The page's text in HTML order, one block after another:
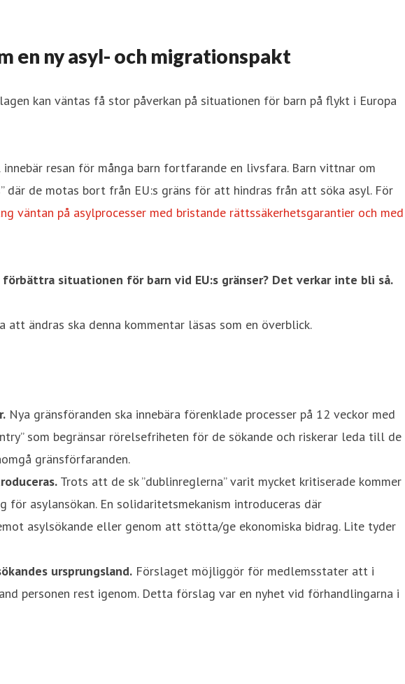
en ny asyl- och migrationspakt
kan väntas få stor påverkan på situationen för barn på flykt i Europa
resan för många barn fortfarande en livsfara. Barn vittnar om
där de motas bort från EU:s gräns för att hindras från att söka asyl. För
väntan på asylprocesser med bristande rättssäkerhetsgarantier och med
situationen för barn vid EU:s gränser? Det verkar inte bli så.
ändras ska denna kommentar läsas som en överblick.
Nya gränsföranden ska innebära förenklade processer på 12 veckor med
som begränsar rörelsefriheten för de sökande och riskerar leda till de
gränsförfaranden.
Trots att de sk ”dublinreglerna” varit mycket kritiserade kommer
asylansökan. En solidaritetsmekanism introduceras där
asylsökande eller genom att stötta/ge ekonomiska bidrag. Lite tyder
ursprungsland. Förslaget möjliggör för medlemsstater att i
personen rest igenom. Detta förslag var en nyhet vid förhandlingarna i